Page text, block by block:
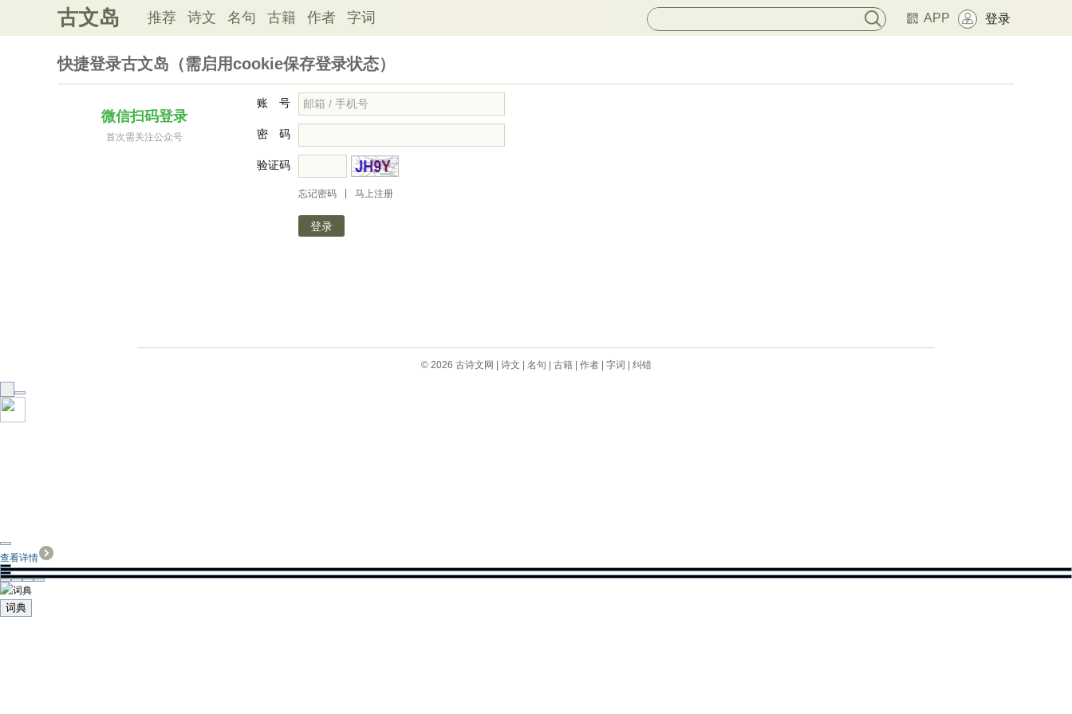
古文岛 推荐 诗文 名句 古籍 作者 字词 APP 登录
快捷登录古文岛（需启用cookie保存登录状态）
微信扫码登录
首次需关注公众号
账 号
密 码
验证码
忘记密码 马上注册
© 2026 古诗文网 诗文 名句 古籍| 作者| 字词 纠错
查看详情
词典